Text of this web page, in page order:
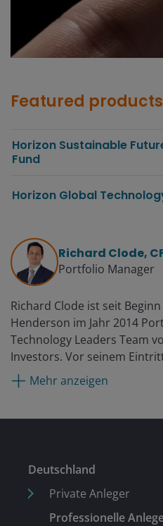
Featured products
Horizon Sustainable
Fund
Horizon Global
Richard Clode,
Portfolio Manager
Richard Clode ist seit
Henderson im Jahr 2014
Technology Leaders Team
Investors. Vor seinem
Positionen bei Gartmore,
Investments als Analyst für
Mehr anzeigen
Deutschland
Private Anleger
Professionelle